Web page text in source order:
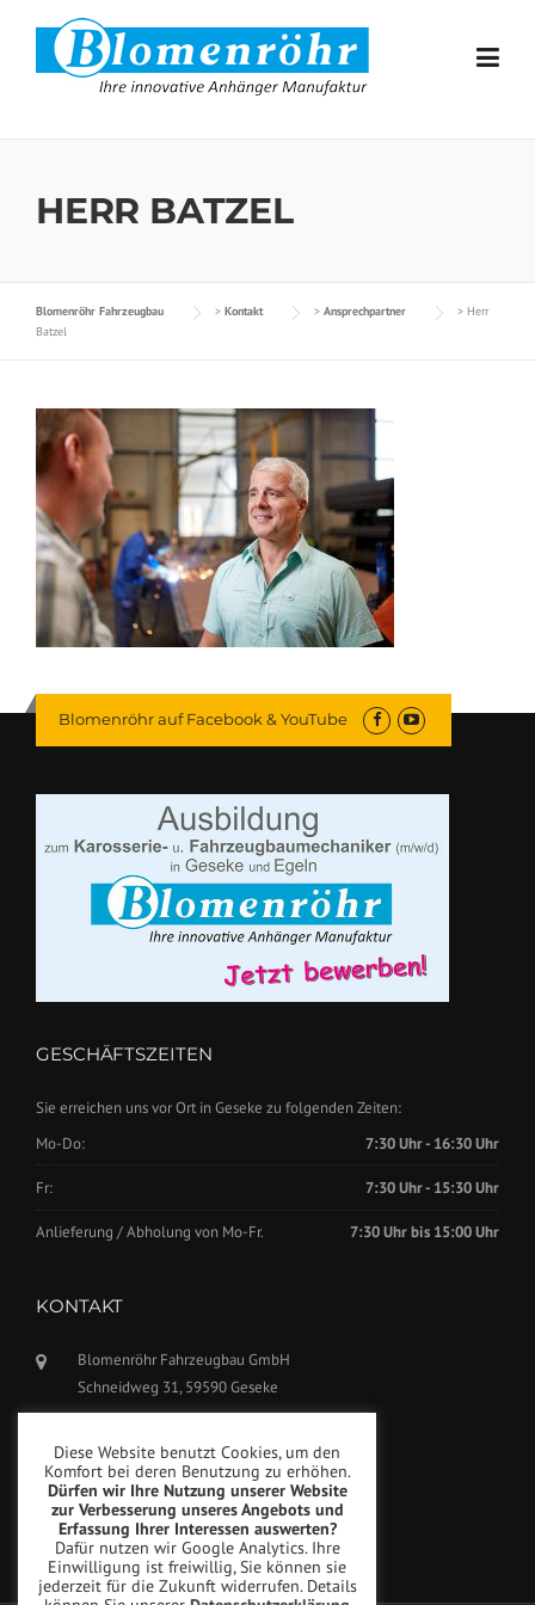
Skip to content
HERR BATZEL
Blomenröhr Fahrzeugbau > Kontakt > Ansprechpartner > Herr
Batzel
Blomenröhr auf Facebook & YouTube
GESCHÄFTSZEITEN
Sie erreichen uns vor Ort in Geseke zu folgenden Zeiten:
Mo-Do:
7:30 Uhr - 16:30 Uhr
Fr: 7:30 Uhr - 15:30 Uhr
Anlieferung / Abholung von Mo-Fr. 7:30 Uhr bis 15:00 Uhr
KONTAKT
Blomenröhr Fahrzeugbau GmbH
Schneidweg 31, 59590 Geseke
Fax: +49(0)2942-5799777
info@blomenroehr.com
Diese Website benutzt Cookies, um den
Komfort bei deren Benutzung zu erhöhen.
Dürfen wir Ihre Nutzung unserer Website
zur Verbesserung unseres Angebots und
Erfassung Ihrer Interessen auswerten?
Dafür nutzen wir Google Analytics. Ihre
Einwilligung ist freiwillig, Sie können sie
jederzeit für die Zukunft widerrufen. Details